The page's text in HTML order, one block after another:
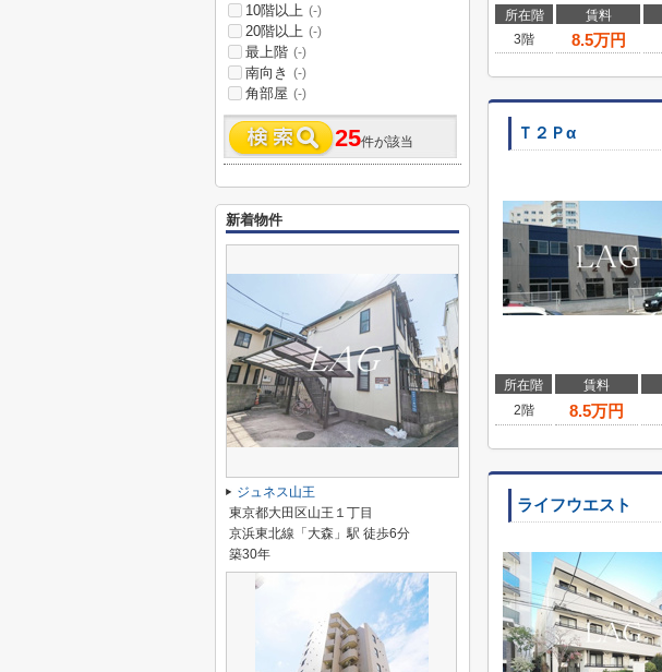
所在階 賃料
3階
8.5万円
Ｔ２Ｐα
所在階 賃料
2階
8.5万円
ライフウエスト
10階以上 (-)
20階以上 (-)
最上階 (-)
南向き (-)
角部屋 (-)
25件が該当
新着物件
ジュネス山王
東京都大田区山王１丁目
京浜東北線「大森」駅 徒歩6分
築30年